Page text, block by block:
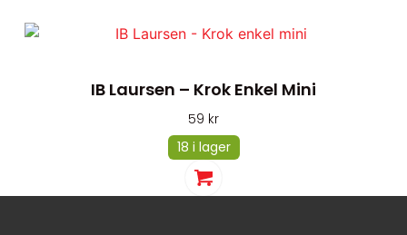
IB Laursen – Krok Enkel Mini
59 kr
18 i lager